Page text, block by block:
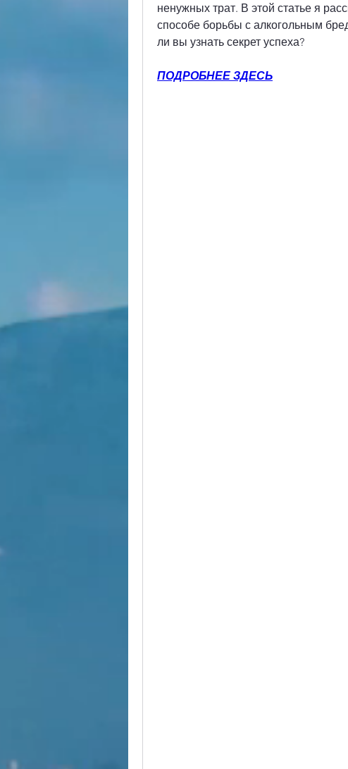
ненужных трат. В этой статье я
способе борьбы с алкогольным
ли вы узнать секрет успеха?
ПОДРОБНЕЕ ЗДЕСЬ